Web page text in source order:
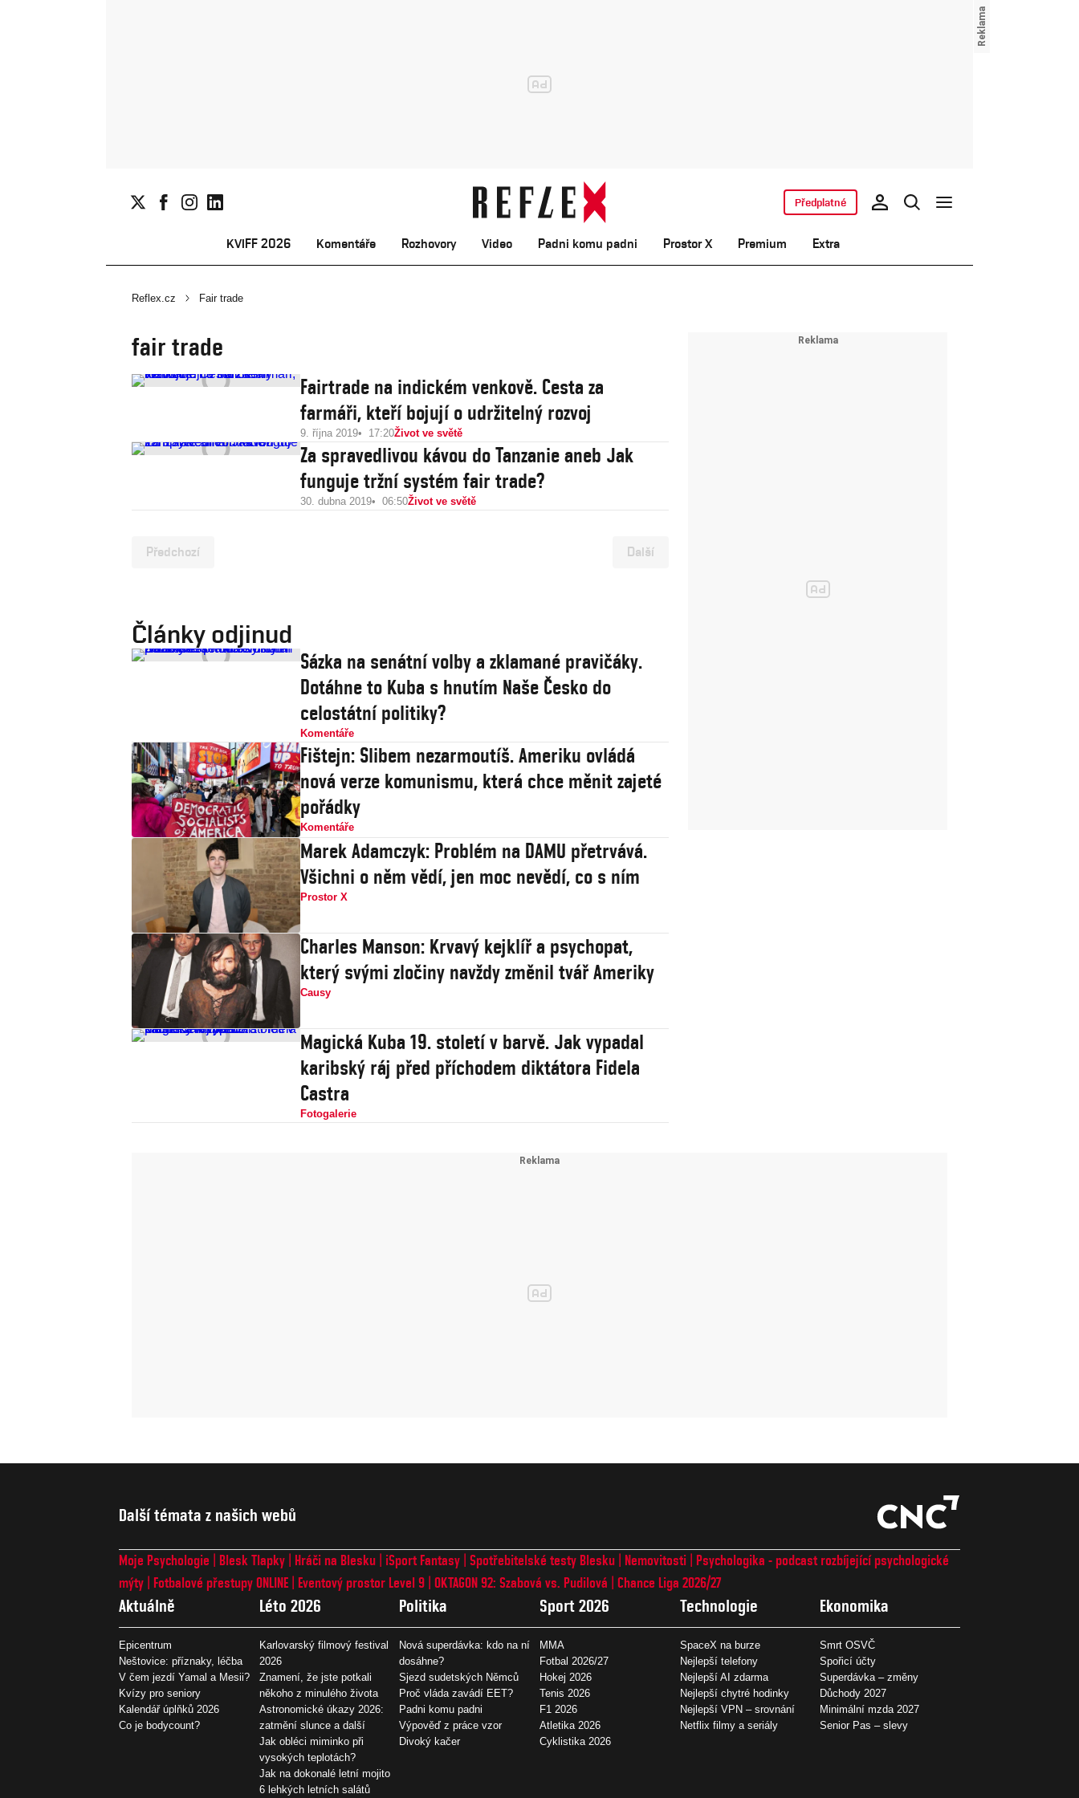
KVIFF 2026 Komentáře Rozhovory Video Padni komu padni Prostor X Premium Extra
Předplatné
Reflex.cz Fair trade
fair trade
Fairtrade na indickém venkově. Cesta za
farmáři, kteří bojují o udržitelný rozvoj
9. října 2019 17:20Život ve světě
Za spravedlivou kávou do Tanzanie aneb Jak
funguje tržní systém fair trade?
30. dubna 2019 06:50Život ve světě
Předchozí Další
Články odjinud
Sázka na senátní volby a zklamané pravičáky.
Dotáhne to Kuba s hnutím Naše Česko do
celostátní politiky?
Komentáře
Fištejn: Slibem nezarmoutíš. Ameriku ovládá
nová verze komunismu, která chce měnit zajeté
pořádky
Komentáře
Marek Adamczyk: Problém na DAMU přetrvává.
Všichni o něm vědí, jen moc nevědí, co s ním
Prostor X
Charles Manson: Krvavý kejklíř a psychopat,
který svými zločiny navždy změnil tvář Ameriky
Causy
Magická Kuba 19. století v barvě. Jak vypadal
karibský ráj před příchodem diktátora Fidela
Castra
Fotogalerie
Další témata z našich webů
Moje Psychologie Blesk Tlapky Hráči na Blesku iSport Fantasy Spotřebitelské testy Blesku Nemovitosti
Psychologika - podcast rozbíjející psychologické
mýty
Fotbalové přestupy ONLINE Eventový prostor Level 9 OKTAGON 92: Szabová vs. Pudilová Chance Liga 2026/27
Aktuálně
Epicentrum
Neštovice: příznaky, léčba
V čem jezdí Yamal a Mesii?
Kvízy pro seniory
Kalendář úplňků 2026
Co je bodycount?
Léto 2026
Karlovarský filmový festival
2026
Znamení, že jste potkali
někoho z minulého života
Astronomické úkazy 2026:
zatmění slunce a další
Jak obléci miminko při
vysokých teplotách?
Jak na dokonalé letní mojito
6 lehkých letních salátů
Politika
Nová superdávka: kdo na ní
dosáhne?
Sjezd sudetských Němců
Proč vláda zavádí EET?
Padni komu padni
Výpověď z práce vzor
Divoký kačer
Sport 2026
MMA
Fotbal 2026/27
Hokej 2026
Tenis 2026
F1 2026
Atletika 2026
Cyklistika 2026
Technologie
SpaceX na burze
Nejlepší telefony
Nejlepší AI zdarma
Nejlepší chytré hodinky
Nejlepší VPN – srovnání
Netflix filmy a seriály
Ekonomika
Smrt OSVČ
Spořicí účty
Superdávka – změny
Důchody 2027
Minimální mzda 2027
Senior Pas – slevy